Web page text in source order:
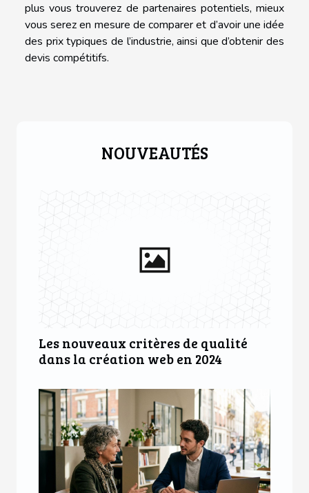
plus vous trouverez de partenaires potentiels, mieux
vous serez en mesure de comparer et d’avoir une idée
des prix typiques de l’industrie, ainsi que d’obtenir des
devis compétitifs.
NOUVEAUTÉS
Les nouveaux critères de qualité
dans la création web en 2024